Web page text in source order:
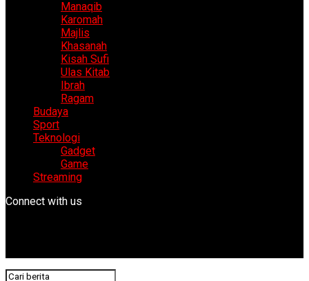
Manaqib
Karomah
Majlis
Khasanah
Kisah Sufi
Ulas Kitab
Ibrah
Ragam
Budaya
Sport
Teknologi
Gadget
Game
Streaming
Connect with us